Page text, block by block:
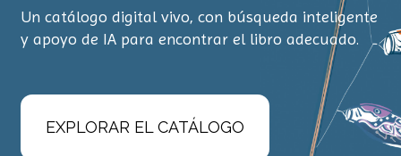
Un catálogo digital vivo, con búsqueda inteligente
y apoyo de IA para encontrar el libro adecuado.
EXPLORAR EL CATÁLOGO